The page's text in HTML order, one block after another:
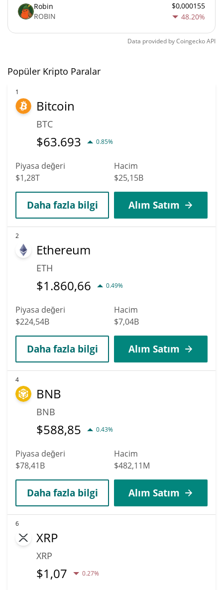
Robin
ROBIN
$0,000155
48.20%
Data provided byCoingeckoAPI
Popüler Kripto Paralar
1
Bitcoin
BTC
$63.693 0.85%
Piyasa değeri
$1,28T
Hacim
$25,15B
Daha fazla bilgi Alım Satım
2
Ethereum
ETH
$1.860,66 0.49%
Piyasa değeri
$224,54B
Hacim
$7,04B
Daha fazla bilgi Alım Satım
4
BNB
BNB
$588,85 0.43%
Piyasa değeri
$78,41B
Hacim
$482,11M
Daha fazla bilgi Alım Satım
6
XRP
XRP
$1,07 0.27%